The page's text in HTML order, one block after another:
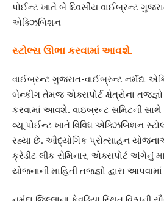
પોઈન્ટ ખાતે બે દિવસીય વાઈબ્રન્ટ
એક્ઝિબિશન
સ્ટોલ્સ ઊભા કરવામાં આવશે.
વાઈબ્રન્ટ ગુજરાત-વાઈબ્રન્ટ નર્મદા
બેન્કીંગ તેમજ એક્સપોર્ટ ક્ષેત્રોના તજજ્ઞો
કરવામાં આવશે. વાઇબ્રન્ટ સમિટની
વ્યૂ પોઈન્ટ ખાતે વિવિધ એક્ઝિબિશન
રહ્યા છે. ઔદ્યોગિક પ્રોત્સાહન
ક્રેડીટ લીંક સેમિનાર, એક્સપોર્ટ અંગેનું
યોજનાની માહિતી તજજ્ઞો દ્વારા